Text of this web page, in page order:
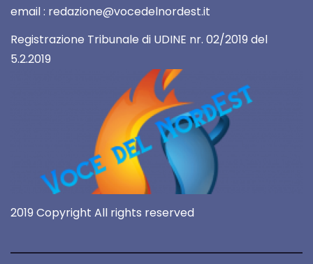
email : redazione@vocedelnordest.it
Registrazione Tribunale di UDINE nr. 02/2019 del
5.2.2019
2019 Copyright All rights reserved